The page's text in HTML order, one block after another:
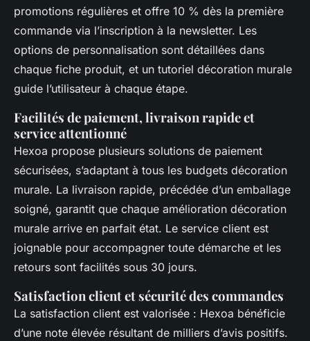
promotions régulières et offre 10 % dès la première
commande via l’inscription à la newsletter. Les
options de personnalisation sont détaillées dans
chaque fiche produit, et un tutoriel décoration murale
guide l’utilisateur à chaque étape.
Facilités de paiement, livraison rapide et
service attentionné
Hexoa propose plusieurs solutions de paiement
sécurisées, s’adaptant à tous les budgets décoration
murale. La livraison rapide, précédée d’un emballage
soigné, garantit que chaque amélioration décoration
murale arrive en parfait état. Le service client est
joignable pour accompagner toute démarche et les
retours sont facilités sous 30 jours.
Satisfaction client et sécurité des commandes
La satisfaction client est valorisée : Hexoa bénéficie
d’une note élevée résultant de milliers d’avis positifs.